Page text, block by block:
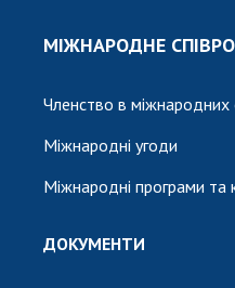
МІЖНАРОДНЕ
Членство в міжнародних
Міжнародні угоди
Міжнародні програми та
ДОКУМЕНТИ